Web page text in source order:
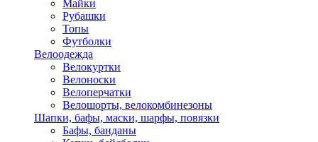
Майки
Рубашки
Топы
Футболки
Велоодежда
Велокуртки
Велоноски
Велоперчатки
Велошорты, велокомбинезоны
Шапки, бафы, маски, шарфы, повязки
Бафы, банданы